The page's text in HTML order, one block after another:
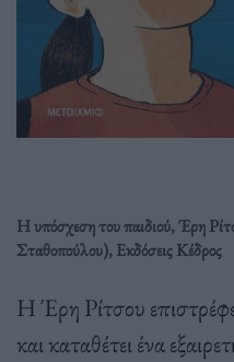
Η υπόσχεση του παιδιού, Έρη
Σταθοπούλου), Εκδόσεις Κέδρος
Η Έρη Ρίτσου
και καταθέτει ένα